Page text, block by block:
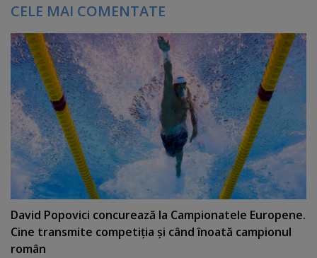
CELE MAI COMENTATE
David Popovici concurează la Campionatele Europene.
Cine transmite competiţia şi când înoată campionul
român